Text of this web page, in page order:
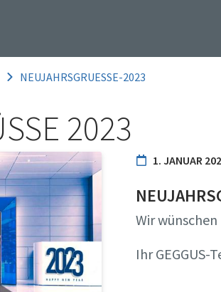
NEUJAHRSGRUESSE-2023
2023
1. JANUAR
Wir
Ihr GEGGUS-